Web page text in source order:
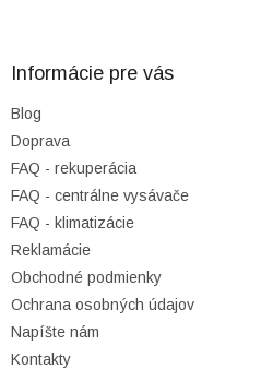
Informácie pre vás
Blog
Doprava
FAQ - rekuperácia
FAQ - centrálne vysávače
FAQ - klimatizácie
Reklamácie
Obchodné podmienky
Ochrana osobných údajov
Napíšte nám
Kontakty